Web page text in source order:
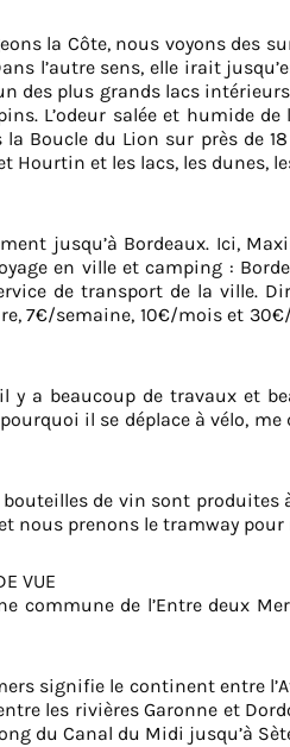
la Côte, nous voyons des
l’autre sens, elle irait
des plus grands lacs
L’odeur salée et humide
la Boucle du Lion sur près
Hourtin et les lacs, les dunes,
jusqu’à Bordeaux. Ici,
en ville et camping :
de transport de la ville.
7€/semaine, 10€/mois et
y a beaucoup de travaux et
il se déplace à vélo,
de vin sont produites
nous prenons le tramway
VUE
commune de l’Entre deux
signifie le continent entre
les rivières Garonne et
du Canal du Midi jusqu’à